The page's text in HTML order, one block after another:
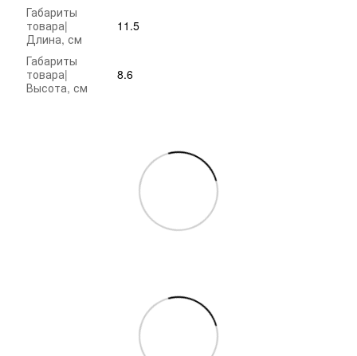
Габариты
товара|
Длина, см
11.5
Габариты
товара|
Высота, см
8.6